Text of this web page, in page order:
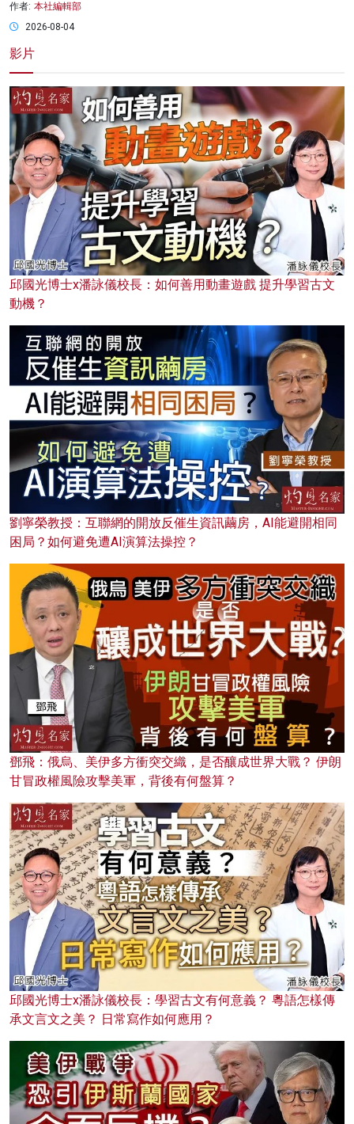
作者: 本社編輯部
2026-08-04
影片
邱國光博士x潘詠儀校長：如何善用動畫遊戲 提升學習古文
動機？
劉寧榮教授：互聯網的開放反催生資訊繭房，AI能避開相同
困局？如何避免遭AI演算法操控？
鄧飛：俄烏、美伊多方衝突交織，是否釀成世界大戰？ 伊朗
甘冒政權風險攻擊美軍，背後有何盤算？
邱國光博士x潘詠儀校長：學習古文有何意義？ 粵語怎樣傳
承文言文之美？ 日常寫作如何應用？